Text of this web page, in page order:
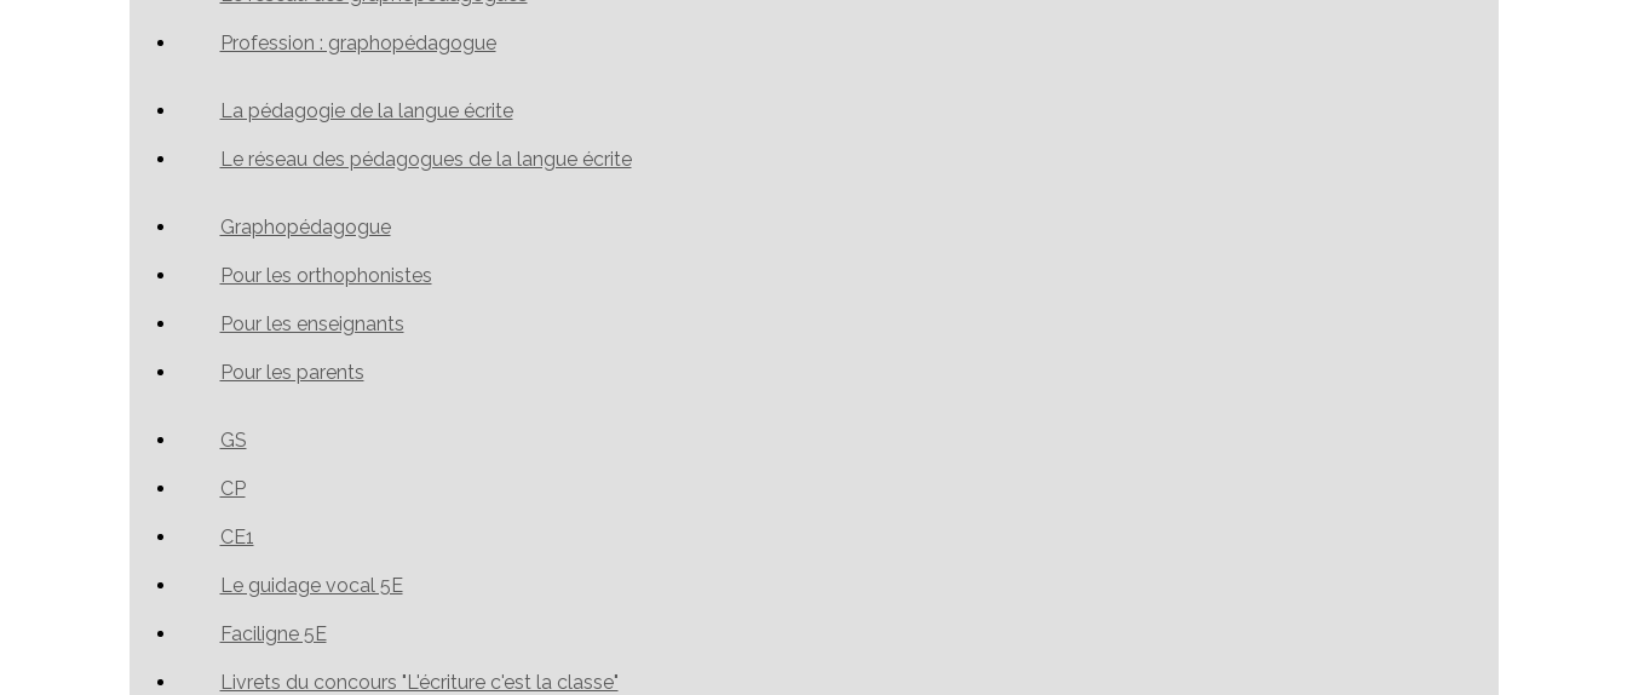
Profession : graphopédagogue
La pédagogie de la langue écrite
Le réseau des pédagogues de la langue écrite
Graphopédagogue
Pour les orthophonistes
Pour les enseignants
Pour les parents
GS
CP
CE1
Le guidage vocal 5E
Faciligne 5E
Livrets du concours "L'écriture c'est la classe"